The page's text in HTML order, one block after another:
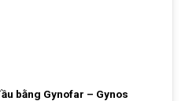
bằng Gynofar – Gynos